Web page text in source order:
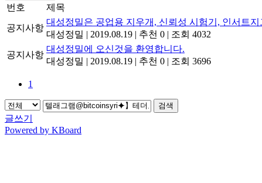
번호 제목
공지사항
대성정밀은 공업용 지우개, 신뢰성 시험기, 인서트
대성정밀 | 2019.08.19 | 추천 0 | 조회 4032
공지사항
대성정밀에 오신것을 환영합니다.
대성정밀 | 2019.08.19 | 추천 0 | 조회 3696
1
검색
글쓰기
Powered by KBoard